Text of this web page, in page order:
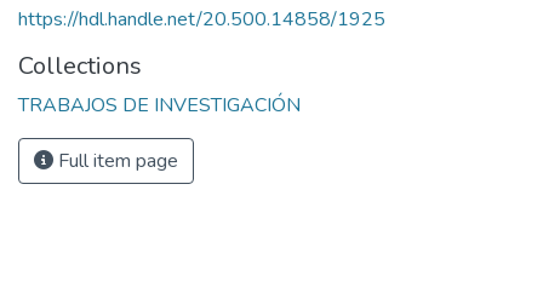
https://hdl.handle.net/20.500.14858/1925
Collections
TRABAJOS DE INVESTIGACIÓN
Full item page